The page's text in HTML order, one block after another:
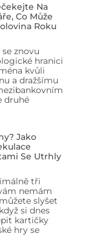
Na
Co Může
Roku
znovu
hranici
kvůli
a dražšímu
druhé
Jako
Se Utrhly
tři
nemám
slyšet
si dnes
kartičky
hry se